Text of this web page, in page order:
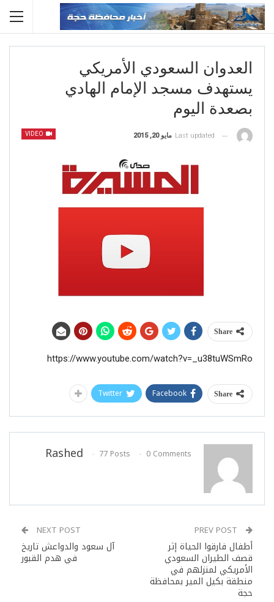
العدوان السعودي الأمريكي
يستهدف مسجد الإمام الهادي
بصعدة اليوم
Last updated مايو 20, 2015
Share
https://www.youtube.com/watch?v=_u38tuWSmRo
Share
Facebook
Twitter
Rashed 77 Posts 0 Comments
أطفال فارقوا الحياة إثر
قصف الطيران السعودي
الأمريكي لمنزلهم في
منطقة بكيل المير بمحافظة
حجة
NEXT POST
آل سعود والدواعش تاريخ
في هدم القبور